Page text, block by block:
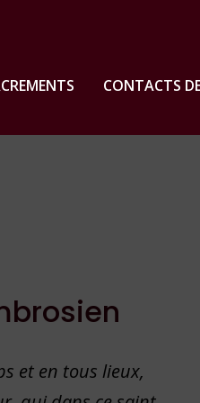
CONTACTS
et en tous lieux,